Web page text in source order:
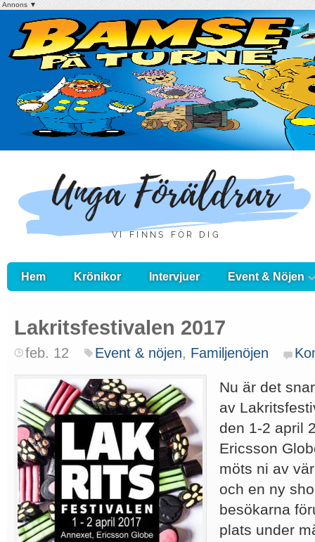
Annons ▼
Hem Krönikor Intervjuer Event & Nöjen
Lakritsfestivalen 2017
feb. 12 Event & nöjen, Familjenöjen
Nu är det
av
den 1-2 april
Ericsson
möts ni av
och en ny
besökarna
plats under